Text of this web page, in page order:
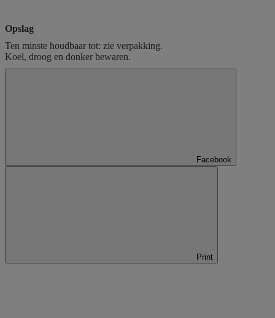
Opslag
Ten minste houdbaar tot: zie verpakking.
Koel, droog en donker bewaren.
Facebook
Print